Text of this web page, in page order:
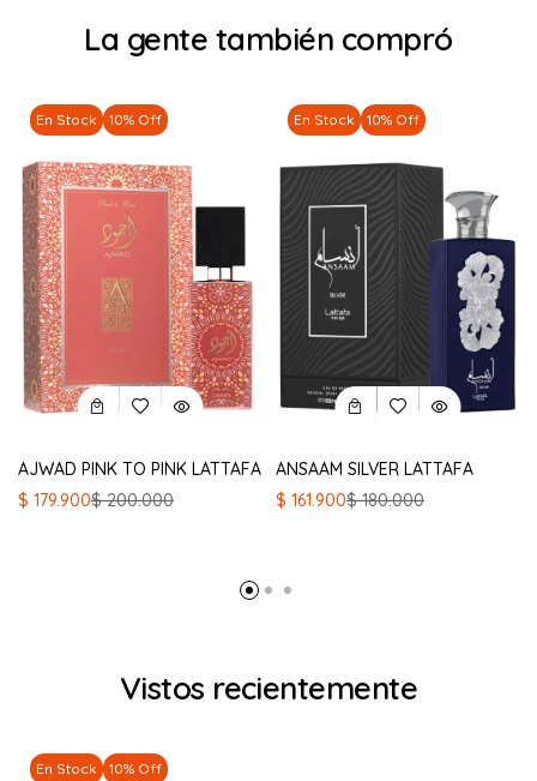
La gente también compró
En Stock 10% Off
AJWAD PINK TO PINK LATTAFA
$200.000
El
$ 179.900
El
En Stock 10% Off
ANSAAM SILVER LATTAFA
$180.000
El
$ 180.000.
$ 161.900
El
$ 161.900.
Vistos recientemente
En Stock 10% Off